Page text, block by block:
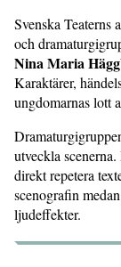
Svenska Teaterns
och
Nina Maria
Karaktärer,
ungdomarnas lott
utveckla
direkt repetera
scenografin
ljudeffekter.